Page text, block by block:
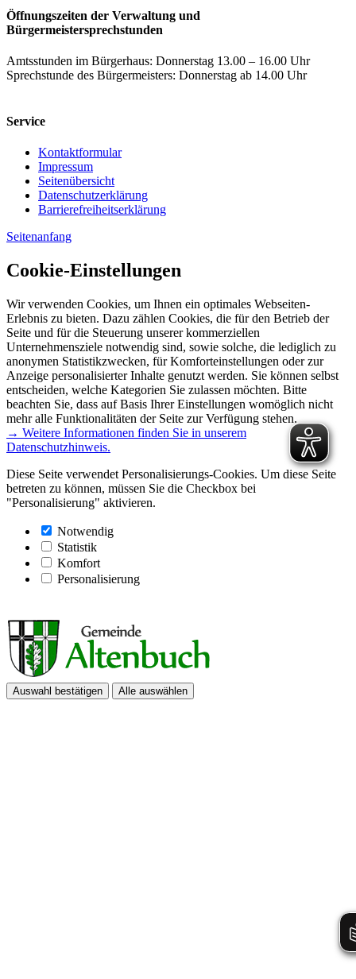
Öffnungszeiten der Verwaltung und
Bürgermeistersprechstunden
Amtsstunden im Bürgerhaus: Donnerstag 13.00 – 16.00 Uhr
Sprechstunde des Bürgermeisters: Donnerstag ab 14.00 Uhr
Service
Kontaktformular
Impressum
Seitenübersicht
Datenschutzerklärung
Barrierefreiheitserklärung
Seitenanfang
Cookie-Einstellungen
Wir verwenden Cookies, um Ihnen ein optimales Webseiten-
Erlebnis zu bieten. Dazu zählen Cookies, die für den Betrieb der
Seite und für die Steuerung unserer kommerziellen
Unternehmensziele notwendig sind, sowie solche, die lediglich zu
anonymen Statistikzwecken, für Komforteinstellungen oder zur
Anzeige personalisierter Inhalte genutzt werden. Sie können selbst
entscheiden, welche Kategorien Sie zulassen möchten. Bitte
beachten Sie, dass auf Basis Ihrer Einstellungen womöglich nicht
mehr alle Funktionalitäten der Seite zur Verfügung stehen.
→ Weitere Informationen finden Sie in unserem
Datenschutzhinweis.
Diese Seite verwendet Personalisierungs-Cookies. Um diese Seite
betreten zu können, müssen Sie die Checkbox bei
"Personalisierung" aktivieren.
Notwendig
Statistik
Komfort
Personalisierung
Auswahl bestätigen Alle auswählen